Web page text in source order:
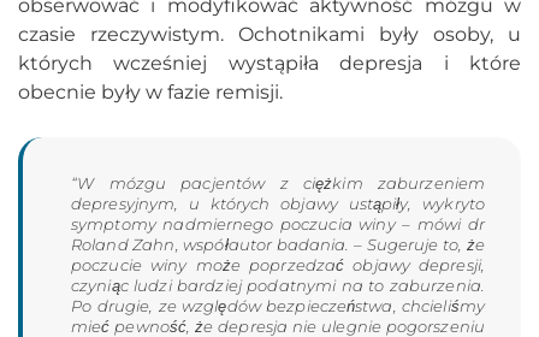
obserwować i modyfikować aktywność mózgu w
czasie rzeczywistym. Ochotnikami były osoby, u
których wcześniej wystąpiła depresja i które
obecnie były w fazie remisji.
“W mózgu pacjentów z ciężkim zaburzeniem
depresyjnym, u których objawy ustąpiły, wykryto
symptomy nadmiernego poczucia winy – mówi dr
Roland Zahn, współautor badania. – Sugeruje to, że
poczucie winy może poprzedzać objawy depresji,
czyniąc ludzi bardziej podatnymi na to zaburzenia.
Po drugie, ze względów bezpieczeństwa, chcieliśmy
mieć pewność, że depresja nie ulegnie pogorszeniu